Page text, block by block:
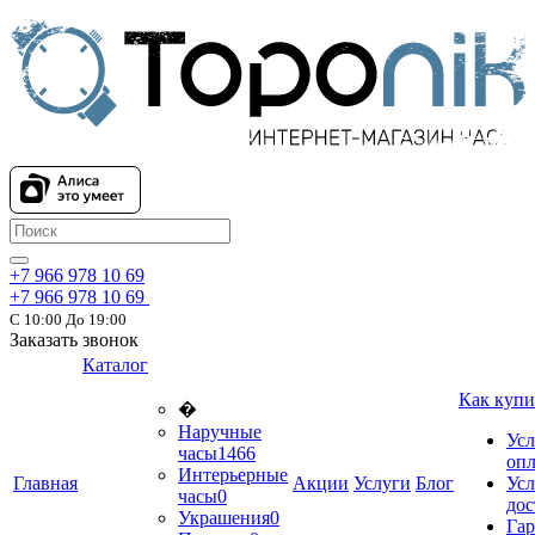
+7 966 978 10 69
+7 966 978 10 69
С 10:00 До 19:00
Заказать звонок
Главная
Каталог
�
Наручные
часы1466
Интерьерные
часы0
Украшения0
Акции Услуги Блог
Как